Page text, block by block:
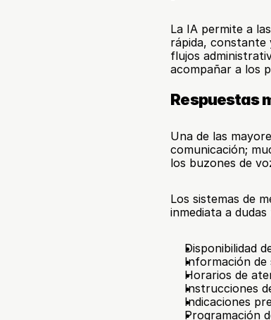
La IA permite a
rápida, constante
flujos
acompañar a los
Respuestas
Una de las
comunicación;
los buzones de
Los sistemas de
inmediata a
Disponibilidad
Información de
Horarios de
Instrucciones
Indicaciones
Programación